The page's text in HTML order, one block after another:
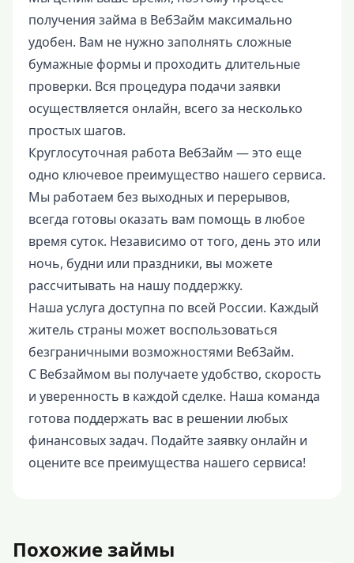
получения займа в ВебЗайм максимально
удобен. Вам не нужно заполнять сложные
бумажные формы и проходить длительные
проверки. Вся процедура подачи заявки
осуществляется онлайн, всего за несколько
простых шагов.
Круглосуточная работа ВебЗайм — это еще
одно ключевое преимущество нашего сервиса.
Мы работаем без выходных и перерывов,
всегда готовы оказать вам помощь в любое
время суток. Независимо от того, день это или
ночь, будни или праздники, вы можете
рассчитывать на нашу поддержку.
Наша услуга доступна по всей России. Каждый
житель страны может воспользоваться
безграничными возможностями ВебЗайм.
С Вебзаймом вы получаете удобство, скорость
и уверенность в каждой сделке. Наша команда
готова поддержать вас в решении любых
финансовых задач. Подайте заявку онлайн и
оцените все преимущества нашего сервиса!
Похожие займы